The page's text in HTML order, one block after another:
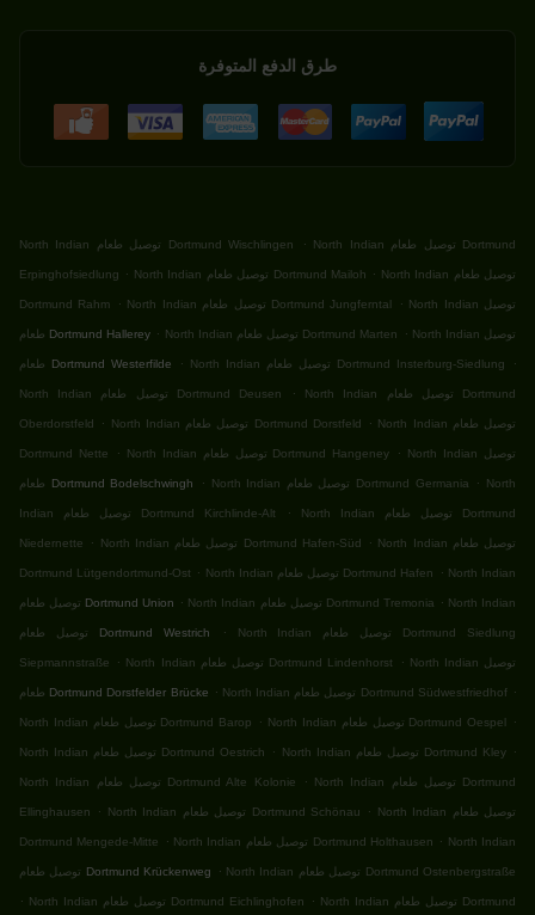
طرق الدفع المتوفرة
North Indian توصيل طعام Dortmund Wischlingen . North Indian توصيل طعام Dortmund
Erpinghofsiedlung . North Indian توصيل طعام Dortmund Mailoh . North Indian توصيل طعام
Dortmund Rahm . North Indian توصيل طعام Dortmund Jungferntal . North Indian توصيل
طعام Dortmund Hallerey . North Indian توصيل طعام Dortmund Marten . North Indian توصيل
طعام Dortmund Westerfilde . North Indian توصيل طعام Dortmund Insterburg-Siedlung .
North Indian توصيل طعام Dortmund Deusen . North Indian توصيل طعام Dortmund
Oberdorstfeld . North Indian توصيل طعام Dortmund Dorstfeld . North Indian توصيل طعام
Dortmund Nette . North Indian توصيل طعام Dortmund Hangeney . North Indian توصيل
طعام Dortmund Bodelschwingh . North Indian توصيل طعام Dortmund Germania . North
Indian توصيل طعام Dortmund Kirchlinde-Alt . North Indian توصيل طعام Dortmund
Niedernette . North Indian توصيل طعام Dortmund Hafen-Süd . North Indian توصيل طعام
Dortmund Lütgendortmund-Ost . North Indian توصيل طعام Dortmund Hafen . North Indian
توصيل طعام Dortmund Union . North Indian توصيل طعام Dortmund Tremonia . North Indian
توصيل طعام Dortmund Westrich . North Indian توصيل طعام Dortmund Siedlung
Siepmannstraße . North Indian توصيل طعام Dortmund Lindenhorst . North Indian توصيل
طعام Dortmund Dorstfelder Brücke . North Indian توصيل طعام Dortmund Südwestfriedhof .
North Indian توصيل طعام Dortmund Barop . North Indian توصيل طعام Dortmund Oespel .
North Indian توصيل طعام Dortmund Oestrich . North Indian توصيل طعام Dortmund Kley .
North Indian توصيل طعام Dortmund Alte Kolonie . North Indian توصيل طعام Dortmund
Ellinghausen . North Indian توصيل طعام Dortmund Schönau . North Indian توصيل طعام
Dortmund Mengede-Mitte . North Indian توصيل طعام Dortmund Holthausen . North Indian
توصيل طعام Dortmund Krückenweg .
North Indian توصيل طعام Dortmund Ostenbergstraße
.
North Indian توصيل طعام Dortmund Eichlinghofen . North Indian توصيل طعام Dortmund